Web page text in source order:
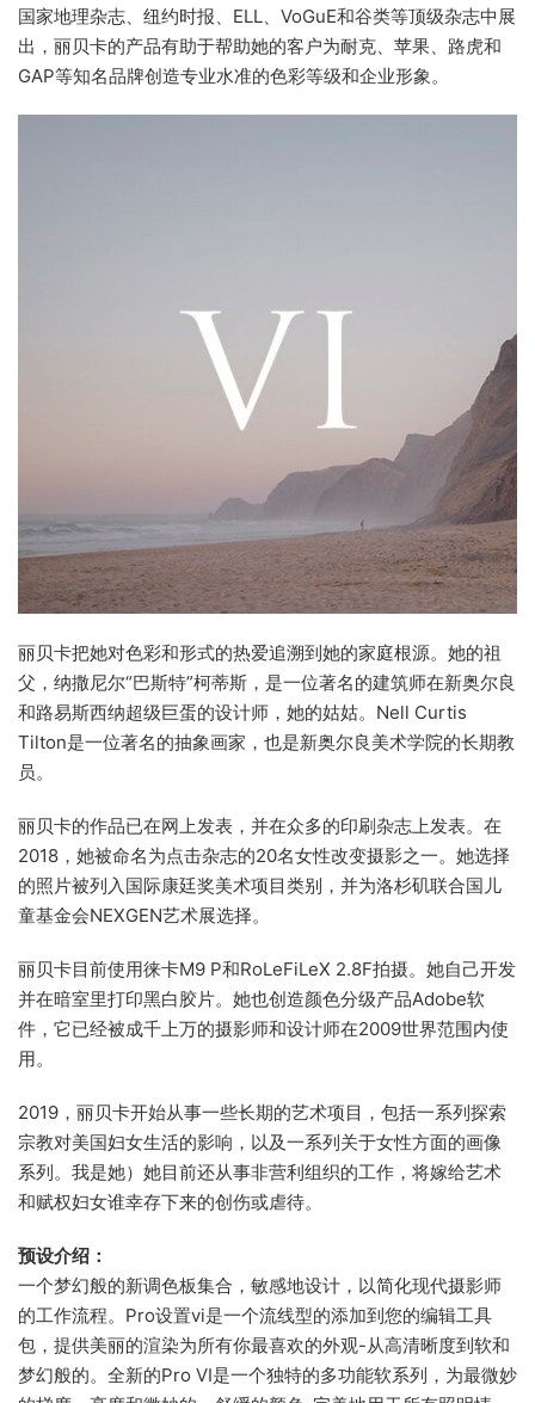
国家地理杂志、纽约时报、ELL、VoGuE和谷类等顶级杂志中展
出，丽贝卡的产品有助于帮助她的客户为耐克、苹果、路虎和
GAP等知名品牌创造专业水准的色彩等级和企业形象。
丽贝卡把她对色彩和形式的热爱追溯到她的家庭根源。她的祖
父，纳撒尼尔“巴斯特”柯蒂斯，是一位著名的建筑师在新奥尔良
和路易斯西纳超级巨蛋的设计师，她的姑姑。Nell Curtis
Tilton是一位著名的抽象画家，也是新奥尔良美术学院的长期教
员。
丽贝卡的作品已在网上发表，并在众多的印刷杂志上发表。在
2018，她被命名为点击杂志的20名女性改变摄影之一。她选择
的照片被列入国际康廷奖美术项目类别，并为洛杉矶联合国儿
童基金会NEXGEN艺术展选择。
丽贝卡目前使用徕卡M9 P和RoLeFiLeX 2.8F拍摄。她自己开发
并在暗室里打印黑白胶片。她也创造颜色分级产品Adobe软
件，它已经被成千上万的摄影师和设计师在2009世界范围内使
用。
2019，丽贝卡开始从事一些长期的艺术项目，包括一系列探索
宗教对美国妇女生活的影响，以及一系列关于女性方面的画像
系列。我是她）她目前还从事非营利组织的工作，将嫁给艺术
和赋权妇女谁幸存下来的创伤或虐待。
预设介绍：
一个梦幻般的新调色板集合，敏感地设计，以简化现代摄影师
的工作流程。Pro设置vi是一个流线型的添加到您的编辑工具
包，提供美丽的渲染为所有你最喜欢的外观-从高清晰度到软和
梦幻般的。全新的Pro VI是一个独特的多功能软系列，为最微妙